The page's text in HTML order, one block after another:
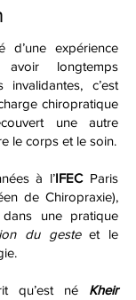
expérience
avoir longtemps
c’est
chiropratique
une autre
le corps et le soin.
à l’IFECParis
de Chiropraxie),
une pratique
du gesteet le
qu’est né Kheir